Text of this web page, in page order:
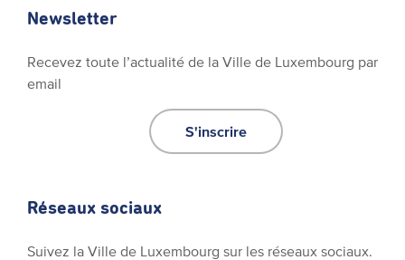
Newsletter
Recevez toute l’actualité de la Ville de Luxembourg par
email
S'inscrire
Réseaux sociaux
Suivez la Ville de Luxembourg sur les réseaux sociaux.